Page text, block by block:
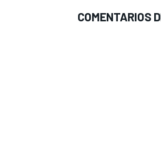
COMENTARIOS